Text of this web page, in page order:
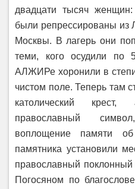
двадцати тысяч
были репрессированы из
Москвы. В лагерь они
теми, кого осудили по
АЛЖИРе хоронили в
чистом поле. Теперь там
католический
православный
воплощение памяти
памятника установили
православный поклонный
Погосяном по